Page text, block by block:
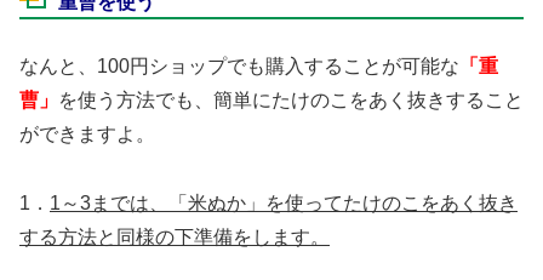
なんと、100円ショップでも購入することが可能な 「重
曹」 を使う方法でも、簡単にたけのこをあく抜きすること
ができますよ。
1． 1～3までは、「米ぬか」を使ってたけのこをあく抜き
する方法と同様の下準備をします。